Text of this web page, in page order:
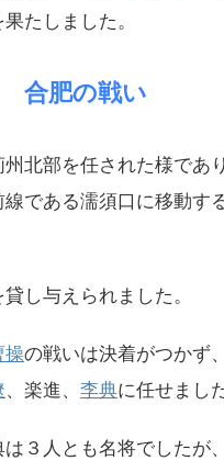
たしました。
合肥の戦い
州北部を任された様であ
線である濡須口に移動す
し与えられました。
操の戦いは決着がつかず
、楽進、 李典に任せました
３人とも名将でしたが